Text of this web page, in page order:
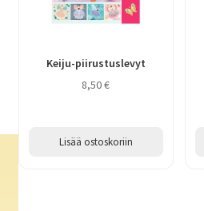
Keiju-piirustuslevyt
8,50€
Lisää ostoskoriin